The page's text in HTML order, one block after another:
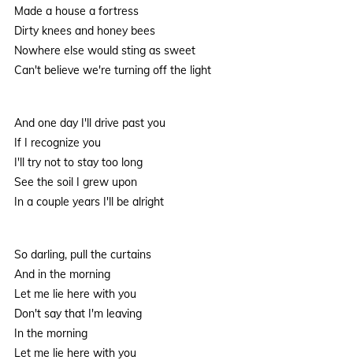
Made a house a fortress
Dirty knees and honey bees
Nowhere else would sting as sweet
Can't believe we're turning off the light
And one day I'll drive past you
If I recognize you
I'll try not to stay too long
See the soil I grew upon
In a couple years I'll be alright
So darling, pull the curtains
And in the morning
Let me lie here with you
Don't say that I'm leaving
In the morning
Let me lie here with you